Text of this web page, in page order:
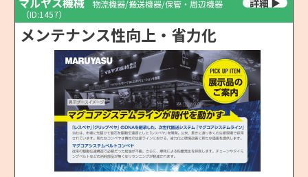
物流機器/搬送機器/保管・周辺機器
（ID:1457）
メンテナンス性向上・省力化